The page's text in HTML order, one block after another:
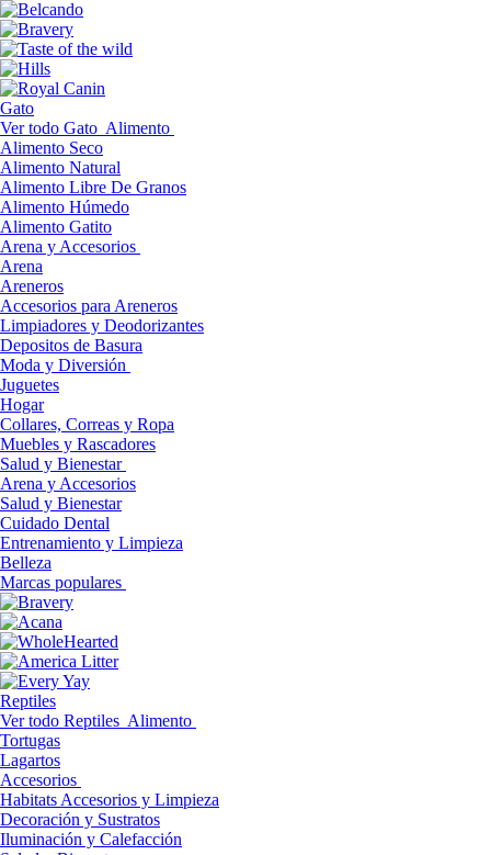
Gato
Ver todo Gato Alimento
Alimento Seco
Alimento Natural
Alimento Libre De Granos
Alimento Húmedo
Alimento Gatito
Arena y Accesorios
Arena
Areneros
Accesorios para Areneros
Limpiadores y Deodorizantes
Depositos de Basura
Moda y Diversión
Juguetes
Hogar
Collares, Correas y Ropa
Muebles y Rascadores
Salud y Bienestar
Arena y Accesorios
Salud y Bienestar
Cuidado Dental
Entrenamiento y Limpieza
Belleza
Marcas populares
Reptiles
Ver todo Reptiles Alimento
Tortugas
Lagartos
Accesorios
Habitats Accesorios y Limpieza
Decoración y Sustratos
Iluminación y Calefacción